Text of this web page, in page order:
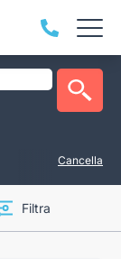
Cancella
Filtra